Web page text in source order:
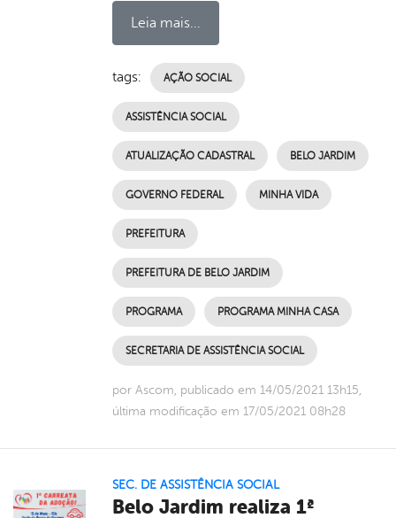
Leia mais...
tags: AÇÃO SOCIAL
ASSISTÊNCIA SOCIAL
ATUALIZAÇÃO CADASTRAL BELO JARDIM
GOVERNO FEDERAL MINHA VIDA
PREFEITURA
PREFEITURA DE BELO JARDIM
PROGRAMA PROGRAMA MINHA CASA
SECRETARIA DE ASSISTÊNCIA SOCIAL
por Ascom, publicado em 14/05/2021 13h15,
última modificação em 17/05/2021 08h28
SEC. DE ASSISTÊNCIA SOCIAL
Belo Jardim realiza 1ª